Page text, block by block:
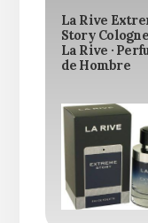
La Rive
Story
La Rive ·
de Hombre